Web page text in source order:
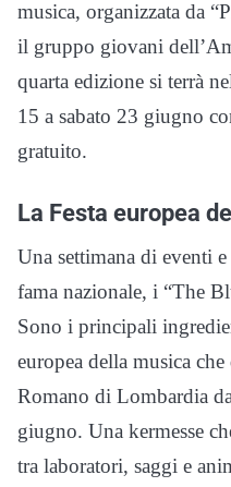
musica, organizzata da
il gruppo giovani
quarta edizione si terrà
15 a sabato 23 giugno
gratuito.
La Festa europea
Una settimana di eventi
fama nazionale, i “The
Sono i principali
europea della musica
Romano di Lombardia
giugno. Una kermesse
tra laboratori, saggi e